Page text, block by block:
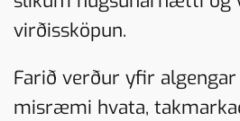
virðissköpun.
Farið verður yfir
misræmi hvata,